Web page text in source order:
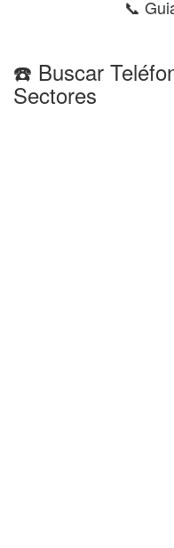
📞
☎️ Buscar
Sectores